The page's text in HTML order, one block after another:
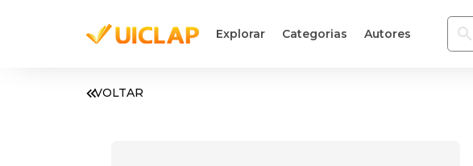
Explorar Categorias Autores
VOLTAR